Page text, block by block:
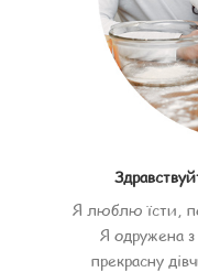
Я люблю їсти,
Я одружена з
прекрасну